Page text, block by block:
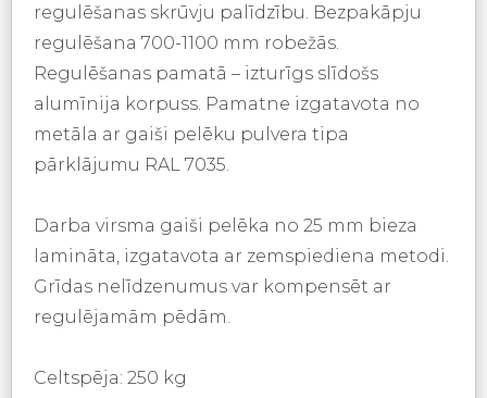
regulēšanas skrūvju palīdzību. Bezpakāpju
regulēšana 700-1100 mm robežās.
Regulēšanas pamatā – izturīgs slīdošs
alumīnija korpuss. Pamatne izgatavota no
metāla ar gaiši pelēku pulvera tipa
pārklājumu RAL 7035.
Darba virsma gaiši pelēka no 25 mm bieza
lamināta, izgatavota ar zemspiediena metodi.
Grīdas nelīdzenumus var kompensēt ar
regulējamām pēdām.
Celtspēja: 250 kg